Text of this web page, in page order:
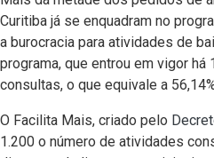
Curitiba já se enquadram no
a burocracia para atividades de
programa, que entrou em vigor há
consultas, o que equivale a
O Facilita Mais, criado pelo
1.200 o número de atividades